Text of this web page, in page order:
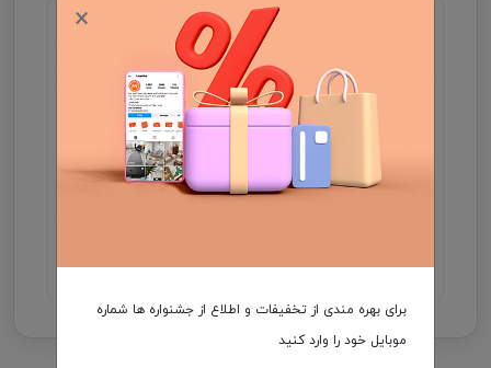
گارانتی اصالت و سلامت فیزیکی کالا
جهت اطلاع از موجودی و ثبت سفارش میتوانید با شماره
09931046355 در واتساپ ارتباط برقرار کنید .
7 روز کاری و در غیر این صورت ۲5 الی 35 روز کاری
×
برای بهره مندی از تخفیفات و اطلاع از جشنواره ها شماره
موبایل خود را وارد کنید